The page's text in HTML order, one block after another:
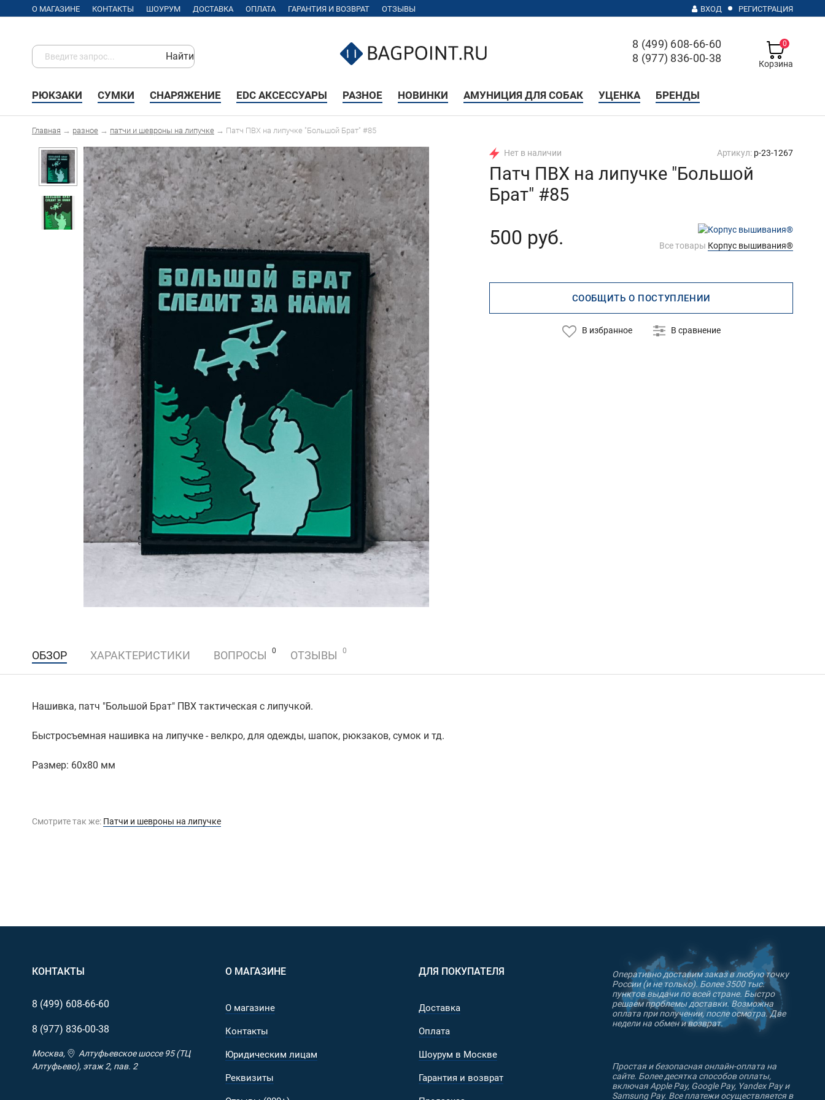
О МАГАЗИНЕ КОНТАКТЫ ШОУРУМ ДОСТАВКА ОПЛАТА ГАРАНТИЯ И ВОЗВРАТ ОТЗЫВЫ ВХОД РЕГИСТРАЦИЯ
Найти
8 (499) 608-66-60
8 (977) 836-00-38
Корзина
0
РЮКЗАКИ СУМКИ СНАРЯЖЕНИЕ EDC АКСЕССУАРЫ РАЗНОЕ НОВИНКИ АМУНИЦИЯ ДЛЯ СОБАК УЦЕНКА БРЕНДЫ
Главная → разное → патчи и шевроны на липучке → Патч ПВХ на липучке "Большой Брат" #85
Нет в наличии Артикул: p-23-1267
Патч ПВХ на липучке "Большой
Брат" #85
500 руб. Все товары Корпус вышивания®
СООБЩИТЬ О ПОСТУПЛЕНИИ
В избранное В сравнение
ОБЗОР ХАРАКТЕРИСТИКИ ВОПРОСЫ 0 ОТЗЫВЫ 0
Нашивка, патч "Большой Брат" ПВХ тактическая с липучкой.
Быстросъемная нашивка на липучке - велкро, для одежды, шапок, рюкзаков, сумок и тд.
Размер: 60х80 мм
Смотрите так же: Патчи и шевроны на липучке
КОНТАКТЫ
8 (499) 608-66-60
8 (977) 836-00-38
Москва,
Алтуфьевское шоссе 95 (ТЦ
Алтуфьево), этаж 2, пав. 2
О МАГАЗИНЕ
О магазине
Контакты
Юридическим лицам
Реквизиты
ДЛЯ ПОКУПАТЕЛЯ
Доставка
Оплата
Шоурум в Москве
Гарантия и возврат
Оперативно доставим заказ в любую точку
России (и не только). Более 3500 тыс.
пунктов выдачи по всей стране. Быстро
решаем проблемы доставки. Возможна
оплата при получении, после осмотра. Две
недели на обмен и возврат.
Простая и безопасная онлайн-оплата на
сайте. Более десятка способов оплаты,
включая Apple Pay, Google Pay, Yandex Pay и
Samsung Pay. Все платежи осуществляется в